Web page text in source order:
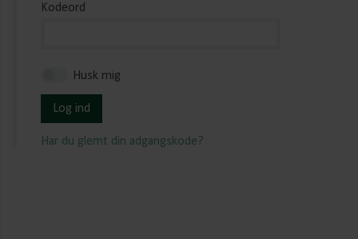
Kodeord
Husk mig
Log ind
Har du glemt din adgangskode?